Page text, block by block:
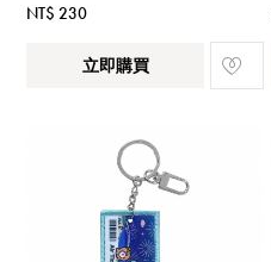
NT$ 230
立即購買